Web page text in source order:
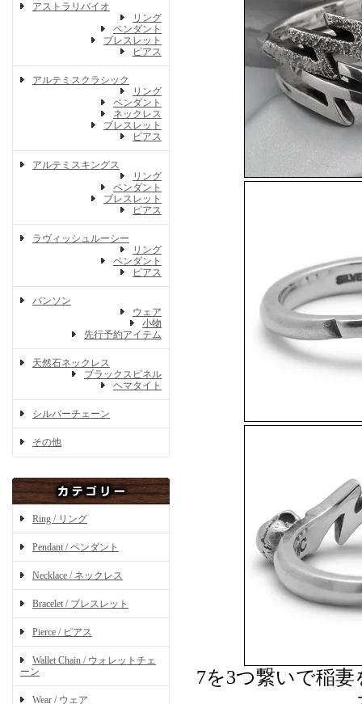
アストラリバイオ
リング
ペンダント
ブレスレット
ピアス
アルテミスクラシック
リング
ペンダント
ネックレス
ブレスレット
ピアス
アルテミスキングス
リング
ペンダント
ブレスレット
ピアス
ラヴィッシュルーシー
リング
ペンダント
ピアス
バンソン
ウェア
小物
先行予約アイテム
天然石ネックレス
ブラックスピネル
ヘマタイト
シルバーチェーン
その他
Ring / リング
Pendant / ペンダント
Necklace / ネックレス
Bracelet / ブレスレット
Pierce / ピアス
Wallet Chain / ウォレットチェ
ーン
Wear / ウェア
7を3つ繋いで稲